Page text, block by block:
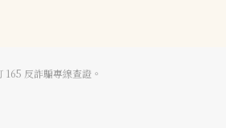
反詐騙專線查證。